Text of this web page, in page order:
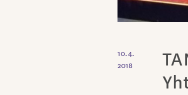
10.4.
2018